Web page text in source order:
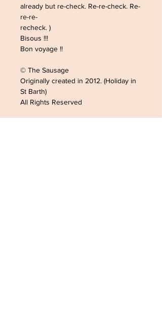
already but re-check. Re-re-check. Re-
re-re-
recheck. )
Bisous !!!
Bon voyage !!
© The Sausage
Originally created in 2012. (Holiday in
St Barth)
All Rights Reserved